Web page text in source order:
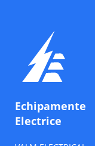
Echipamente
Electrice